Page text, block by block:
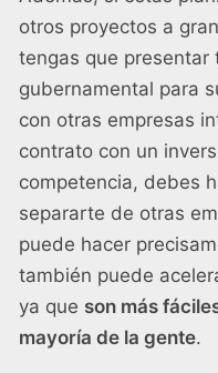
otros proyectos a
tengas que presentar
gubernamental para
con otras empresas
contrato con un
competencia, debes
separarte de otras
puede hacer
también puede
ya que son más
mayoría de la gente.